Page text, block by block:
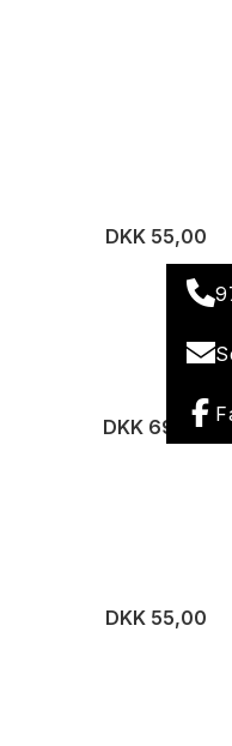
DKK 55,00
DKK 69,00
DKK 55,00